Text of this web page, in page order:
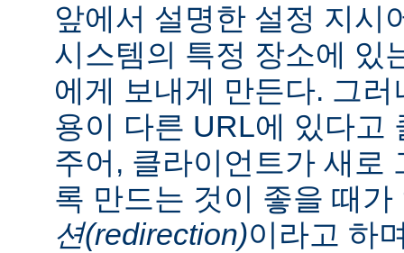
앞에서 설명한 설정 지시
시스템의 특정 장소에 있
에게 보내게 만든다. 그
용이 다른 URL에 있다고
주어, 클라이언트가 새로
록 만드는 것이 좋을 때
션(redirection)이라고 하